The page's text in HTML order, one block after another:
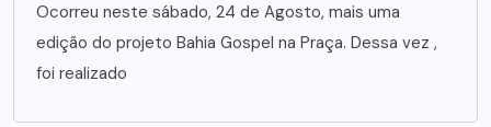
Ocorreu neste sábado, 24 de Agosto, mais uma
edição do projeto Bahia Gospel na Praça. Dessa vez ,
foi realizado